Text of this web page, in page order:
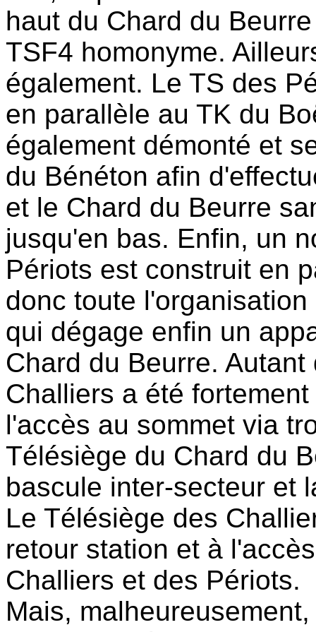
haut du Chard du
TSF4 homonyme.
également. Le TS des
en parallèle au TK du
également démonté et
du Bénéton afin
et le Chard du Beurre
jusqu'en bas. Enfin, un
Périots est construit en
donc toute
qui dégage enfin un
Chard du Beurre.
Challiers a été
l'accès au sommet via
Télésiège du Chard du
bascule inter-secteur et
Le Télésiège des
retour station et à
Challiers et des Périots.
Mais,